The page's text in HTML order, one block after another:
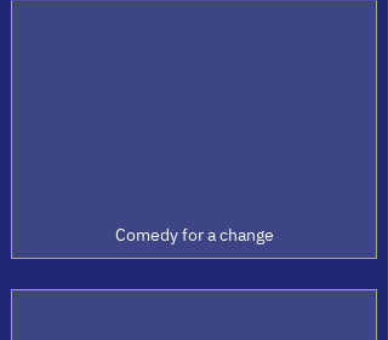
Comedy for a change